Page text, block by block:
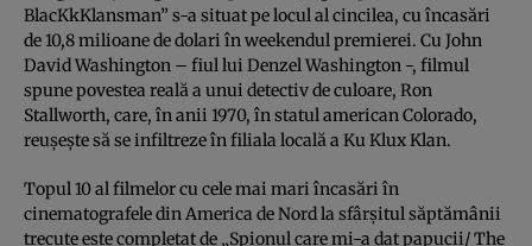
BlacKkKlansman” s-a situat pe locul al cincilea, cu încasări
de 10,8 milioane de dolari în weekendul premierei. Cu John
David Washington – fiul lui Denzel Washington -, filmul
spune povestea reală a unui detectiv de culoare, Ron
Stallworth, care, în anii 1970, în statul american Colorado,
reuşeşte să se infiltreze în filiala locală a Ku Klux Klan.
Topul 10 al filmelor cu cele mai mari încasări în
cinematografele din America de Nord la sfârşitul săptămânii
trecute este completat de „Spionul care mi-a dat papucii/ The